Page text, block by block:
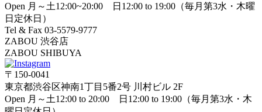
Open 月～土12:00~20:00 日12:00 to 19:00（毎月第3水・木曜
日定休日）
Tel & Fax 03-5579-9777
ZABOU 渋谷店
ZABOU SHIBUYA
〒150-0041
東京都渋谷区神南1丁目5番2号 川村ビル 2F
Open 月～土12:00 to 20:00 日12:00 to 19:00（毎月第3水・木